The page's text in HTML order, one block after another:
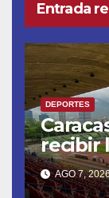
Entrada
DEPORTES
recibir
Caribe
AGO 7,